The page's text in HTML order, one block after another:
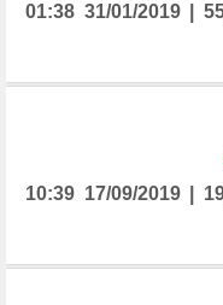
مشاهدات: 83,237 | تحميلات: 55,682 | 31/01/2019 01:38
مشاهدات: 42,309 | تحميلات: 19,348 | 17/09/2019 10:39